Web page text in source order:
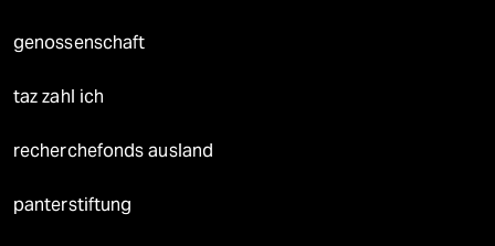
genossenschaft
taz zahl ich
recherchefonds ausland
panterstiftung